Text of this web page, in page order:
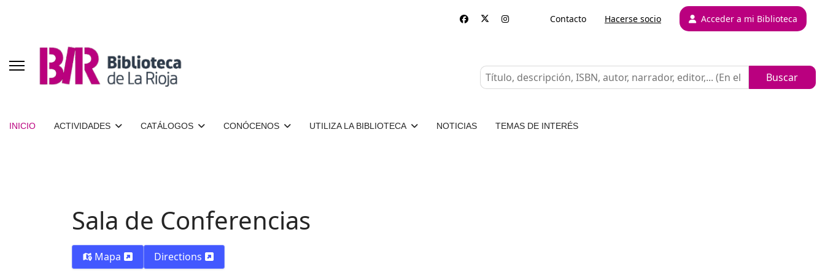
Contacto Hacerse socio Acceder a mi Biblioteca
INICIO ACTIVIDADES CATÁLOGOS CONÓCENOS UTILIZA LA BIBLIOTECA NOTICIAS TEMAS DE INTERÉS
Sala de Conferencias
Mapa Directions